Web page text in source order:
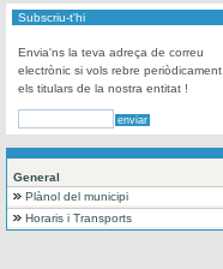
Subscriu-t'hi
Envia'ns la teva adreça de correu
electrònic si vols rebre periòdicament
els titulars de la nostra entitat !
General
Plànol del municipi
Horaris i Transports